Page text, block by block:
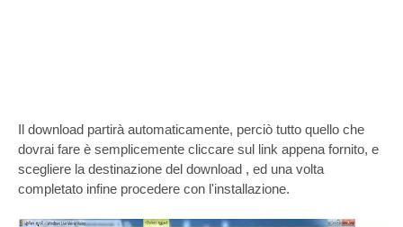
Il download partirà automaticamente, perciò tutto quello che
dovrai fare è semplicemente cliccare sul link appena fornito, e
scegliere la destinazione del download , ed una volta
completato infine procedere con l'installazione.